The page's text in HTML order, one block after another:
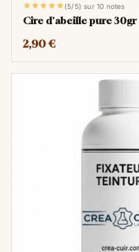
(5/5) sur 10 notes
Cire d'abeille pure 30gr
2,90 €